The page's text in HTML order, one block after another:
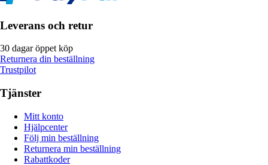
Leverans och retur
30 dagar öppet köp
Returnera din beställning
Trustpilot
Tjänster
Mitt konto
Hjälpcenter
Följ min beställning
Returnera min beställning
Rabattkoder